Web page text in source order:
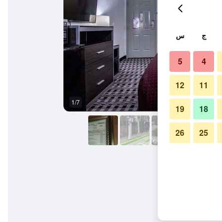
1/7
ج س
4
5
11
12
18
19
25
26